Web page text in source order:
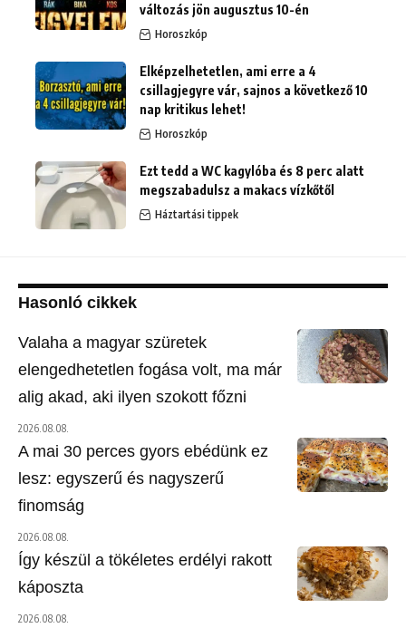
változás jön augusztus 10-én
Horoszkóp
Elképzelhetetlen, ami erre a 4
csillagjegyre vár, sajnos a következő 10
nap kritikus lehet!
Horoszkóp
Ezt tedd a WC kagylóba és 8 perc alatt
megszabadulsz a makacs vízkőtől
Háztartási tippek
Hasonló cikkek
Valaha a magyar szüretek
elengedhetetlen fogása volt, ma már
alig akad, aki ilyen szokott főzni
2026.08.08.
A mai 30 perces gyors ebédünk ez
lesz: egyszerű és nagyszerű
finomság
2026.08.08.
Így készül a tökéletes erdélyi rakott
káposzta
2026.08.08.